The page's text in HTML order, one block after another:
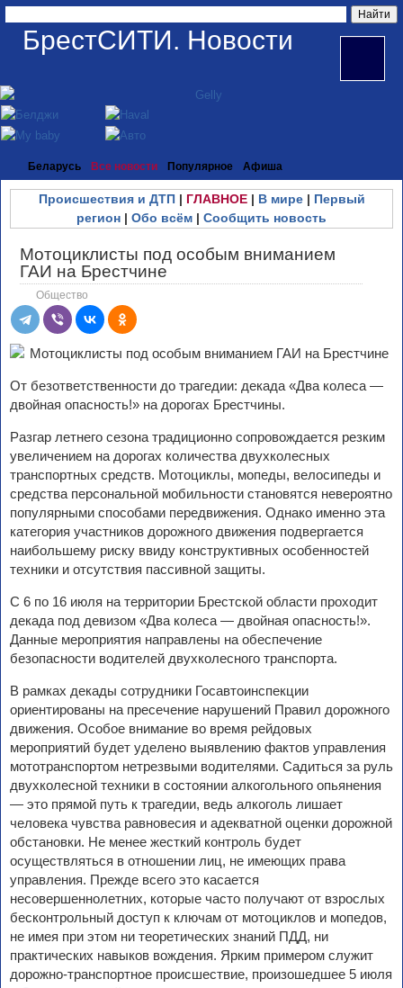
БрестСИТИ. Новости
Беларусь Все новости Популярное Афиша
Происшествия и ДТП| ГЛАВНОЕ| В мире| Первый
регион | Обо всём | Сообщить новость
Мотоциклисты под особым вниманием
ГАИ на Брестчине
Общество
От безответственности до трагедии: декада «Два колеса —
двойная опасность!» на дорогах Брестчины.
Разгар летнего сезона традиционно сопровождается резким
увеличением на дорогах количества двухколесных
транспортных средств. Мотоциклы, мопеды, велосипеды и
средства персональной мобильности становятся невероятно
популярными способами передвижения. Однако именно эта
категория участников дорожного движения подвергается
наибольшему риску ввиду конструктивных особенностей
техники и отсутствия пассивной защиты.
С 6 по 16 июля на территории Брестской области проходит
декада под девизом «Два колеса — двойная опасность!».
Данные мероприятия направлены на обеспечение
безопасности водителей двухколесного транспорта.
В рамках декады сотрудники Госавтоинспекции
ориентированы на пресечение нарушений Правил дорожного
движения. Особое внимание во время рейдовых
мероприятий будет уделено выявлению фактов управления
мототранспортом нетрезвыми водителями. Садиться за руль
двухколесной техники в состоянии алкогольного опьянения
— это прямой путь к трагедии, ведь алкоголь лишает
человека чувства равновесия и адекватной оценки дорожной
обстановки. Не менее жесткий контроль будет
осуществляться в отношении лиц, не имеющих права
управления. Прежде всего это касается
несовершеннолетних, которые часто получают от взрослых
бесконтрольный доступ к ключам от мотоциклов и мопедов,
не имея при этом ни теоретических знаний ПДД, ни
практических навыков вождения. Ярким примером служит
дорожно-транспортное происшествие, произошедшее 5 июля